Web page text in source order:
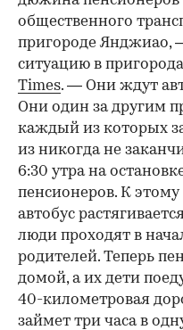
общественного
пригороде Янджиао,
ситуацию в
Times. — Они ждут
Они один за другим
каждый из которых
из никогда не
6:30 утра на
пенсионеров. К
автобус
люди проходят в
родителей. Теперь
домой, а их дети
40-километровая
займет три часа в